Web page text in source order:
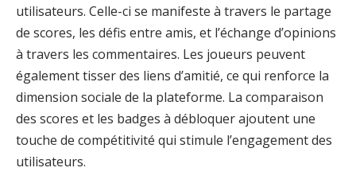
utilisateurs. Celle-ci se manifeste à travers le partage
de scores, les défis entre amis, et l’échange d’opinions
à travers les commentaires. Les joueurs peuvent
également tisser des liens d’amitié, ce qui renforce la
dimension sociale de la plateforme. La comparaison
des scores et les badges à débloquer ajoutent une
touche de compétitivité qui stimule l’engagement des
utilisateurs.